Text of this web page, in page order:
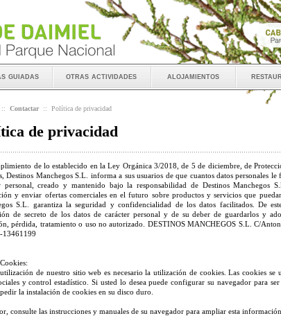
guiadas otras actividades alojamientos
:: Contactar :: Política de privacidad
de privacidad
de lo establecido en la Ley Orgánica 3/2018, de 5 de diciembre, de
Destinos Manchegos S.L. informa a sus usuarios de que cuantos datos personales
personal, creado y mantenido bajo la responsabilidad de Destinos
y enviar ofertas comerciales en el futuro sobre productos y servicios que
S.L. garantiza la seguridad y confidencialidad de los datos facilitados. De
de secreto de los datos de carácter personal y de su deber de guardarlos y
pérdida, tratamiento o uso no autorizado. DESTINOS MANCHEGOS S.L. C/
13461199
de nuestro sitio web es necesario la utilización de cookies. Las cookies
y control estadístico. Si usted lo desea puede configurar su navegador para
la instalación de cookies en su disco duro.
consulte las instrucciones y manuales de su navegador para ampliar esta información.